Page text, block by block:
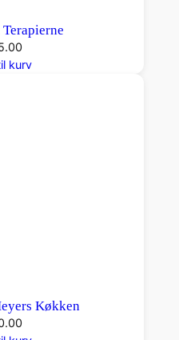
kurv
Køkken